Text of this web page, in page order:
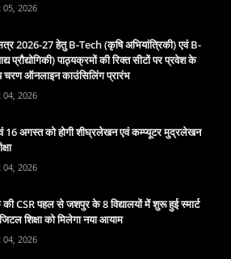
2026
2026-27 हेतु B-Tech (कृषि अभियांत्रिकी) एवं B-
प्रौद्योगिकी) पाठ्यक्रमों की रिक्त सीटों पर प्रवेश के
चरण ऑनलाइन काउंसिलिंग प्रारंभ
2026
16 अगस्त को होगी शीघ्रलेखन एवं कम्प्यूटर मुद्रलेखन
2026
CSR पहल से जशपुर के 8 विद्यालयों में शुरू हुई स्मार्ट
शिक्षा को मिलेगा नया आयाम
2026